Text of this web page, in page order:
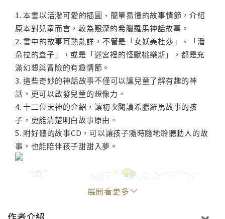
1. 本書以活潑可愛的插圖、簡單易懂的故事情節，介紹
原本對兒童而言，較為艱深的希臘羅馬神話故事。
2. 書中的故事耳熟能詳，不管是「女妖美杜莎」、「潘
朵拉的盒子」，或是「迷宮裡的怪獸桃樂斯」，都是充
滿幻想與冒險的有趣情節。
3. 這些奇妙的神話故事不僅可以讓兒童了解有趣的神
話，更可以啟發兒童的想像力。
4. 十二位天神的介紹，讓初次閱讀希臘羅馬故事的孩
子，更能清楚明白故事原由。
5. 附好聽的故事CD，可以讓孩子隨時隨地聆聽動人的故
事，也能陪伴孩子甜甜入夢。
展開看更多